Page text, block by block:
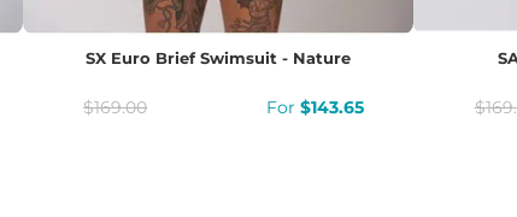
SX Euro Brief Swimsuit - Nature
$169.00 $143.65 $169.